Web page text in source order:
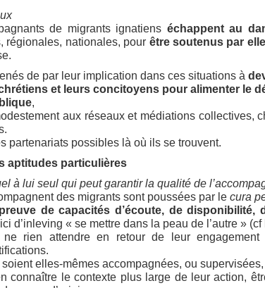
de migrants ignatiens échappent au
régionales, nationales, pour être soutenus par
de par leur implication dans ces situations à
et leurs concitoyens pour alimenter le
,
aux réseaux et médiations
partenariats possibles là où ils se trouvent.
aptitudes particulières
à lui seul qui peut garantir la qualité de
des migrants sont poussées par lecura
de capacités d’écoute, de disponibilité,
d’inleving « se mettre dans la peau de l’autre »
rien attendre en retour de leur
soient elles-mêmes accompagnées, ou
connaître le contexte plus large de leur action,